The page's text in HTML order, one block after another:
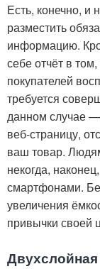
Есть, конечно, и
разместить
информацию.
себе отчёт в
покупателей
требуется
данном случае —
веб-страницу,
ваш товар.
некогда,
смартфонами.
увеличения
привычки своей
Двухслойная